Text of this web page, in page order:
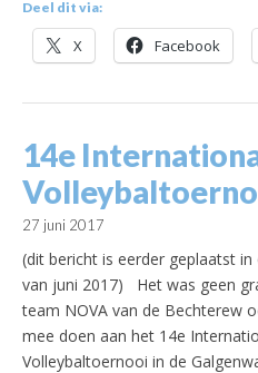
Deel dit via:
X Facebook
14e
27 juni 2017
(dit bericht is eerder geplaatst in
van juni 2017) Het was geen
team NOVA van de Bechterew
mee doen aan het 14e
Volleybaltoernooi in de